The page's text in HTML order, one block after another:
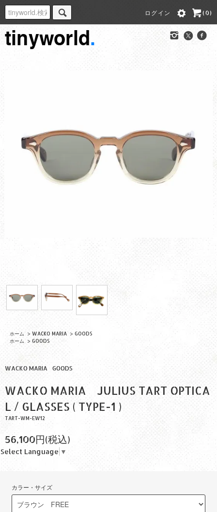
ログイン (0)
ホーム > WACKO MARIA > GOODS
ホーム
> GOODS
WACKO MARIA GOODS
WACKO MARIA JULIUS TART OPTICA
L / GLASSES ( TYPE-1 )
TART-WM-EW12
56,100円(税込)
Select Language ▼
カラー・サイズ